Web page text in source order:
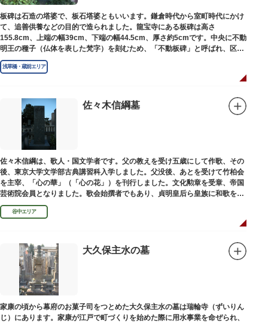
板碑は石造の塔婆で、板石塔婆ともいいます。鎌倉時代から室町時代にかけ
て、追善供養などの目的で造られました。龍宝寺にある板碑は高さ
155.8cm、上端の幅39cm、下端の幅44.5cm、厚さ約5cmです。中央に不動
明王の種子（仏体を表した梵字）を刻むため、「不動板碑」と呼ばれ、区内
現存の板碑を代表するもののひとつです。
浅草橋・蔵前エリア
佐々木信綱墓
佐々木信綱は、歌人・国文学者です。父の教えを受け五歳にして作歌、その
後、東京大学文学部古典講習科入学しました。父没後、あとを受けて竹柏会
を主宰、「心の華」（「心の花」）を刊行しました。文化勲章を受章、帝国
芸術院会員となりました。歌会始撰者でもあり、貞明皇后ら皇族に和歌を指
導しました。そのお墓は谷中霊園にあります。
谷中エリア
大久保主水の墓
家康の頃から幕府のお菓子司をつとめた大久保主水の墓は瑞輪寺（ずいりん
じ）にあります。家康が江戸で町づくりを始めた際に用水事業を命ぜられ、